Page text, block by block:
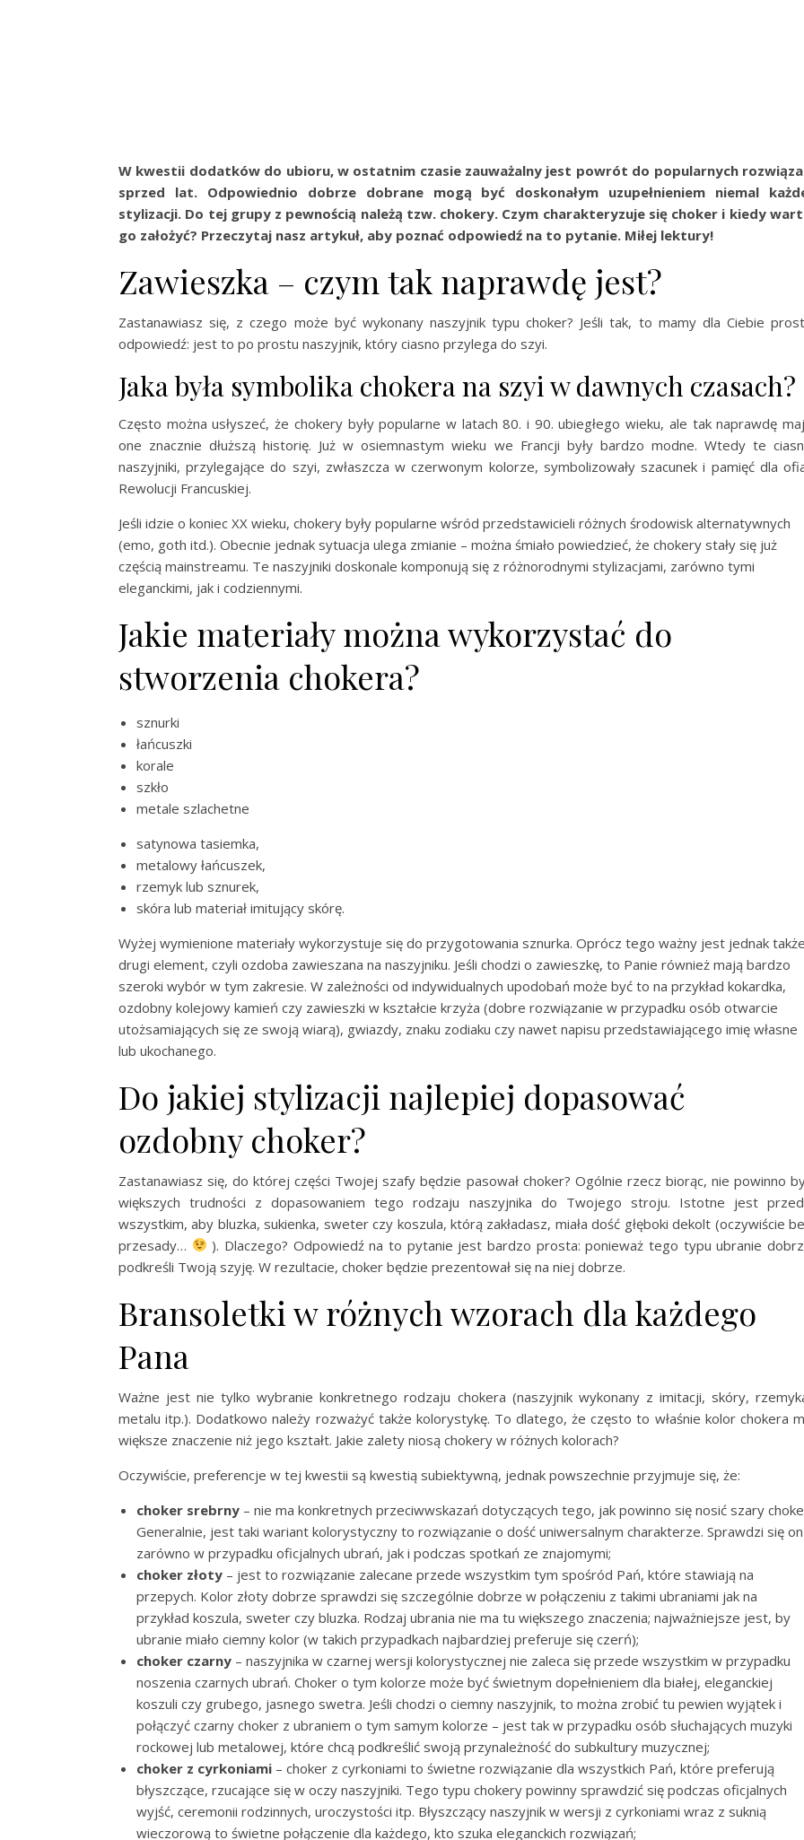
W kwestii dodatków do ubioru, w ostatnim czasie zauważalny jest powrót do popularnych
sprzed lat. Odpowiednio dobrze dobrane mogą być doskonałym uzupełnieniem niemal
stylizacji. Do tej grupy z pewnością należą tzw. chokery. Czym charakteryzuje się choker i kiedy
go założyć? Przeczytaj nasz artykuł, aby poznać odpowiedź na to pytanie. Miłej lektury!
Zawieszka – czym tak naprawdę jest?
Zastanawiasz się, z czego może być wykonany naszyjnik typu choker? Jeśli tak, to mamy dla Ciebie
odpowiedź: jest to po prostu naszyjnik, który ciasno przylega do szyi.
Jaka była symbolika chokera na szyi w dawnych czasach?
Często można usłyszeć, że chokery były popularne w latach 80. i 90. ubiegłego wieku, ale tak naprawdę
one znacznie dłuższą historię. Już w osiemnastym wieku we Francji były bardzo modne. Wtedy te
naszyjniki, przylegające do szyi, zwłaszcza w czerwonym kolorze, symbolizowały szacunek i pamięć dla
Rewolucji Francuskiej.
Jeśli idzie o koniec XX wieku, chokery były popularne wśród przedstawicieli różnych środowisk alternatywnych
(emo, goth itd.). Obecnie jednak sytuacja ulega zmianie – można śmiało powiedzieć, że chokery stały się już
częścią mainstreamu. Te naszyjniki doskonale komponują się z różnorodnymi stylizacjami, zarówno tymi
eleganckimi, jak i codziennymi.
Jakie materiały można wykorzystać do
stworzenia chokera?
sznurki
łańcuszki
korale
szkło
metale szlachetne
satynowa tasiemka,
metalowy łańcuszek,
rzemyk lub sznurek,
skóra lub materiał imitujący skórę.
Wyżej wymienione materiały wykorzystuje się do przygotowania sznurka. Oprócz tego ważny jest jednak także
drugi element, czyli ozdoba zawieszana na naszyjniku. Jeśli chodzi o zawieszkę, to Panie również mają bardzo
szeroki wybór w tym zakresie. W zależności od indywidualnych upodobań może być to na przykład kokardka,
ozdobny kolejowy kamień czy zawieszki w kształcie krzyża (dobre rozwiązanie w przypadku osób otwarcie
utożsamiających się ze swoją wiarą), gwiazdy, znaku zodiaku czy nawet napisu przedstawiającego imię własne
lub ukochanego.
Do jakiej stylizacji najlepiej dopasować
ozdobny choker?
Zastanawiasz się, do której części Twojej szafy będzie pasował choker? Ogólnie rzecz biorąc, nie powinno
większych trudności z dopasowaniem tego rodzaju naszyjnika do Twojego stroju. Istotne jest
wszystkim, aby bluzka, sukienka, sweter czy koszula, którą zakładasz, miała dość głęboki dekolt (oczywiście
przesady…
). Dlaczego? Odpowiedź na to pytanie jest bardzo prosta: ponieważ tego typu ubranie
podkreśli Twoją szyję. W rezultacie, choker będzie prezentował się na niej dobrze.
Bransoletki w różnych wzorach dla każdego
Pana
Ważne jest nie tylko wybranie konkretnego rodzaju chokera (naszyjnik wykonany z imitacji, skóry,
metalu itp.). Dodatkowo należy rozważyć także kolorystykę. To dlatego, że często to właśnie kolor chokera
większe znaczenie niż jego kształt. Jakie zalety niosą chokery w różnych kolorach?
Oczywiście, preferencje w tej kwestii są kwestią subiektywną, jednak powszechnie przyjmuje się, że:
choker srebrny – nie ma konkretnych przeciwwskazań dotyczących tego, jak powinno się nosić szary
Generalnie, jest taki wariant kolorystyczny to rozwiązanie o dość uniwersalnym charakterze. Sprawdzi się on
zarówno w przypadku oficjalnych ubrań, jak i podczas spotkań ze znajomymi;
choker złoty – jest to rozwiązanie zalecane przede wszystkim tym spośród Pań, które stawiają na
przepych. Kolor złoty dobrze sprawdzi się szczególnie dobrze w połączeniu z takimi ubraniami jak na
przykład koszula, sweter czy bluzka. Rodzaj ubrania nie ma tu większego znaczenia; najważniejsze jest, by
ubranie miało ciemny kolor (w takich przypadkach najbardziej preferuje się czerń);
choker czarny – naszyjnika w czarnej wersji kolorystycznej nie zaleca się przede wszystkim w przypadku
noszenia czarnych ubrań. Choker o tym kolorze może być świetnym dopełnieniem dla białej, eleganckiej
koszuli czy grubego, jasnego swetra. Jeśli chodzi o ciemny naszyjnik, to można zrobić tu pewien wyjątek i
połączyć czarny choker z ubraniem o tym samym kolorze – jest tak w przypadku osób słuchających muzyki
rockowej lub metalowej, które chcą podkreślić swoją przynależność do subkultury muzycznej;
choker z cyrkoniami – choker z cyrkoniami to świetne rozwiązanie dla wszystkich Pań, które preferują
błyszczące, rzucające się w oczy naszyjniki. Tego typu chokery powinny sprawdzić się podczas oficjalnych
wyjść, ceremonii rodzinnych, uroczystości itp. Błyszczący naszyjnik w wersji z cyrkoniami wraz z suknią
wieczorową to świetne połączenie dla każdego, kto szuka eleganckich rozwiązań;